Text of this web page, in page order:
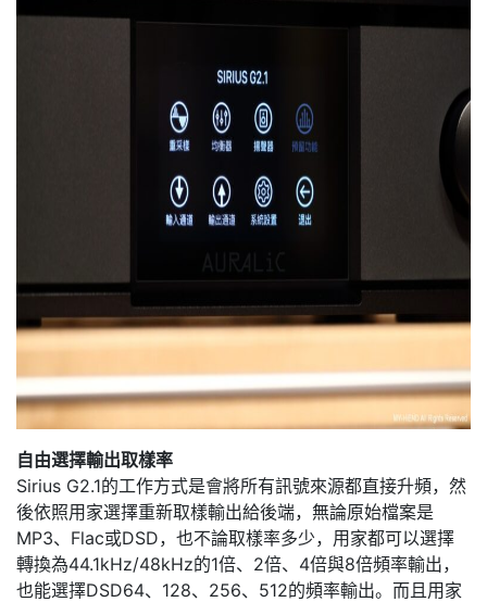
自由選擇輸出取樣率
Sirius G2.1的工作方式是會將所有訊號來源都直接升頻，然
後依照用家選擇重新取樣輸出給後端，無論原始檔案是
MP3、Flac或DSD，也不論取樣率多少，用家都可以選擇
轉換為44.1kHz/48kHz的1倍、2倍、4倍與8倍頻率輸出，
也能選擇DSD64、128、256、512的頻率輸出。而且用家